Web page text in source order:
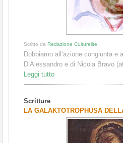
Scritto da Redazione Culturelite
Dobbiamo all’azione congiunta e
D’Alessandro e di Nicola Bravo
Leggi tutto
Scritture
LA GALAKTOTROPHUSA